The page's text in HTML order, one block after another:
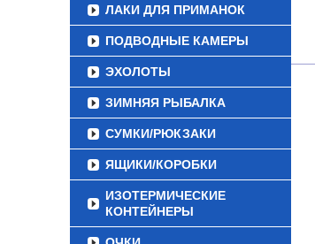
ЛАКИ ДЛЯ ПРИМАНОК
ПОДВОДНЫЕ КАМЕРЫ
ЭХОЛОТЫ
ЗИМНЯЯ РЫБАЛКА
СУМКИ/РЮКЗАКИ
ЯЩИКИ/КОРОБКИ
ИЗОТЕРМИЧЕСКИЕ
КОНТЕЙНЕРЫ